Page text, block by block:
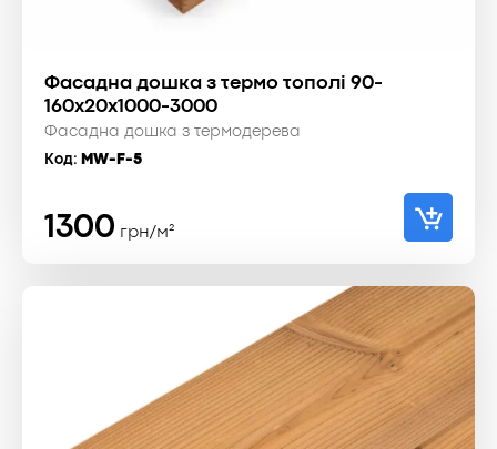
Фасадна дошка з термо тополі 90-
160x20x1000-3000
Фасадна дошка з термодерева
Код: MW-F-5
1300 грн/м²